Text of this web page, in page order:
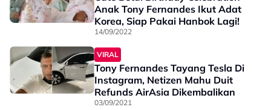
Anak Tony Fernandes Ikut Adat
Korea, Siap Pakai Hanbok Lagi!
14/09/2022
VIRAL
Tony Fernandes Tayang Tesla Di
Instagram, Netizen Mahu Duit
Refunds AirAsia Dikembalikan
03/09/2021